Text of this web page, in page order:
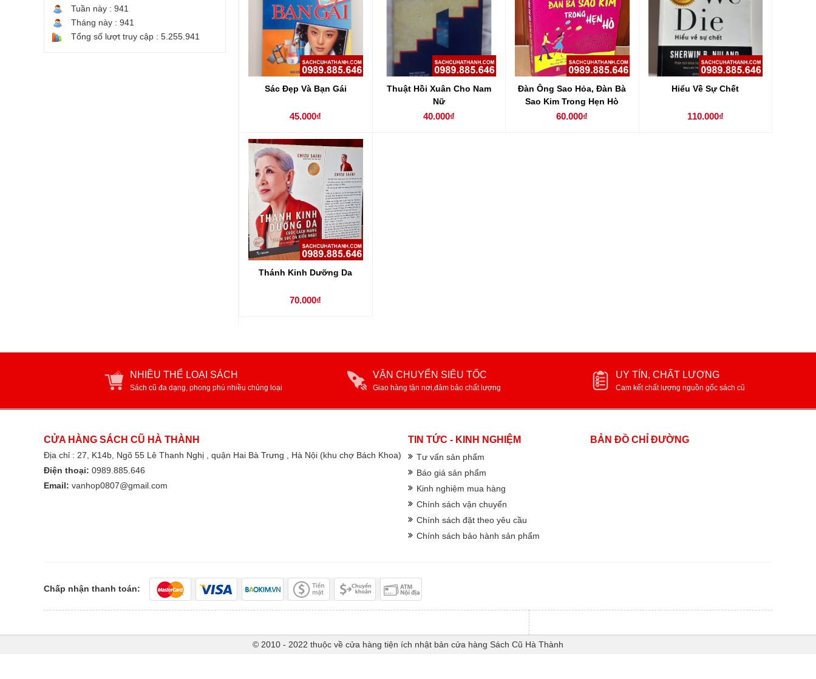
Tuần này : 941
Tháng này : 941
Tổng số lượt truy cập : 5.255.941
Sác Đẹp Và Bạn Gái
45.000₫
Thuật Hồi Xuân Cho Nam
Nữ
40.000₫
Đàn Ông Sao Hỏa, Đàn Bà
Sao Kim Trong Hẹn Hò
60.000₫
Hiểu Về Sự Chết
110.000₫
Thánh Kinh Dưỡng Da
70.000₫
NHIỀU THỂ LOẠI SÁCH
Sách cũ đa dạng, phong phú nhiều chủng loại
VẬN CHUYỂN SIÊU TỐC
Giao hàng tận nơi,đảm bảo chất lượng
UY TÍN, CHẤT LƯỢNG
Cam kết chất lượng nguồn gốc sách cũ
CỬA HÀNG SÁCH CŨ HÀ THÀNH
Địa chỉ : 27, K14b, Ngõ 55 Lê Thanh Nghị , quận Hai Bà Trưng , Hà Nội (khu chợ Bách Khoa)
Điện thoại: 0989.885.646
Email: vanhop0807@gmail.com
TIN TỨC - KINH NGHIỆM
Tư vấn sản phẩm
Báo giá sản phẩm
Kinh nghiệm mua hàng
Chính sách vận chuyển
Chính sách đặt theo yêu cầu
Chính sách bảo hành sản phẩm
BẢN ĐỒ CHỈ ĐƯỜNG
Chấp nhận thanh toán:
© 2010 - 2022 thuộc về cửa hàng tiện ích nhật bản cửa hàng Sách Cũ Hà Thành